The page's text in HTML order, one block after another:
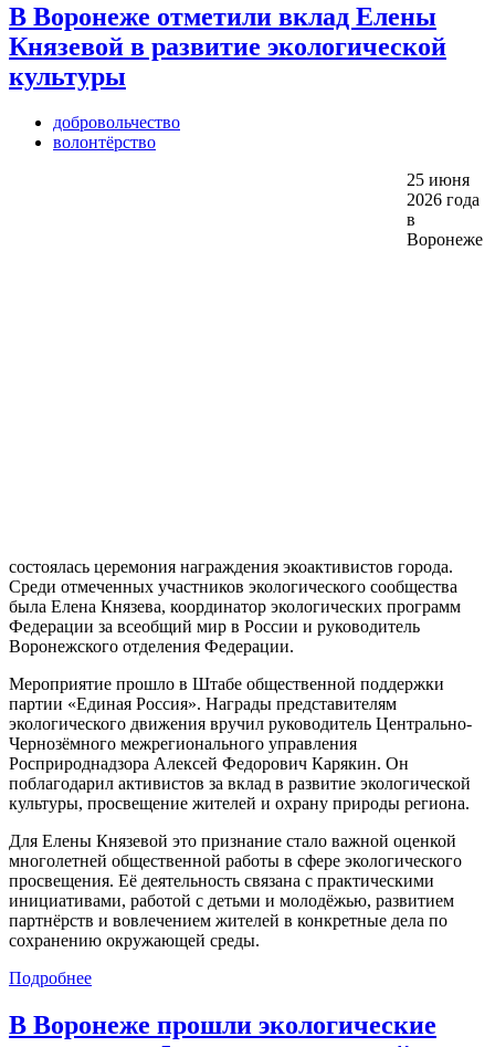
В Воронеже отметили вклад Елены
Князевой в развитие экологической
культуры
добровольчество
волонтёрство
25 июня
2026 года
в
Воронеже
состоялась церемония награждения экоактивистов города.
Среди отмеченных участников экологического сообщества
была Елена Князева, координатор экологических программ
Федерации за всеобщий мир в России и руководитель
Воронежского отделения Федерации.
Мероприятие прошло в Штабе общественной поддержки
партии «Единая Россия». Награды представителям
экологического движения вручил руководитель Центрально-
Чернозёмного межрегионального управления
Росприроднадзора Алексей Федорович Карякин. Он
поблагодарил активистов за вклад в развитие экологической
культуры, просвещение жителей и охрану природы региона.
Для Елены Князевой это признание стало важной оценкой
многолетней общественной работы в сфере экологического
просвещения. Её деятельность связана с практическими
инициативами, работой с детьми и молодёжью, развитием
партнёрств и вовлечением жителей в конкретные дела по
сохранению окружающей среды.
Подробнее
В Воронеже прошли экологические